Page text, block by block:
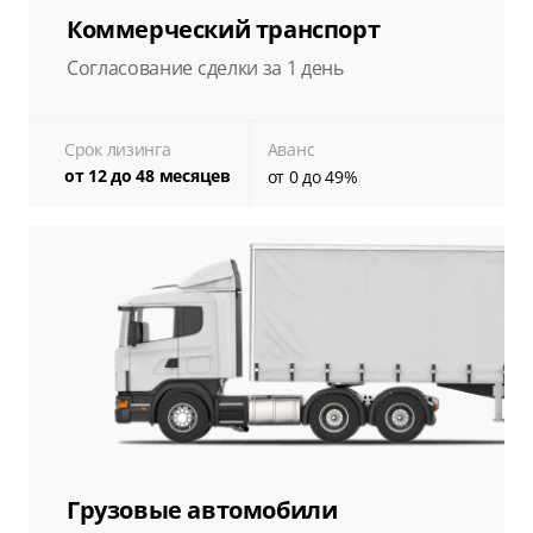
Коммерческий транспорт
Согласование сделки за 1 день
Срок лизинга
от 12 до 48 месяцев
Аванс
от 0 до 49%
Грузовые автомобили